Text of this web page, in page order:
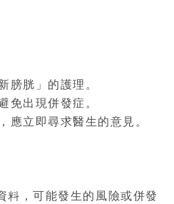
膀胱」的護理。
免出現併發症。
應立即尋求醫生的意見。
料，可能發生的風險或併發